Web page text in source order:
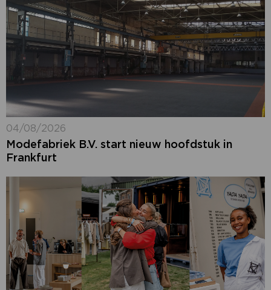
04/08/2026
Modefabriek B.V. start nieuw hoofdstuk in
Frankfurt